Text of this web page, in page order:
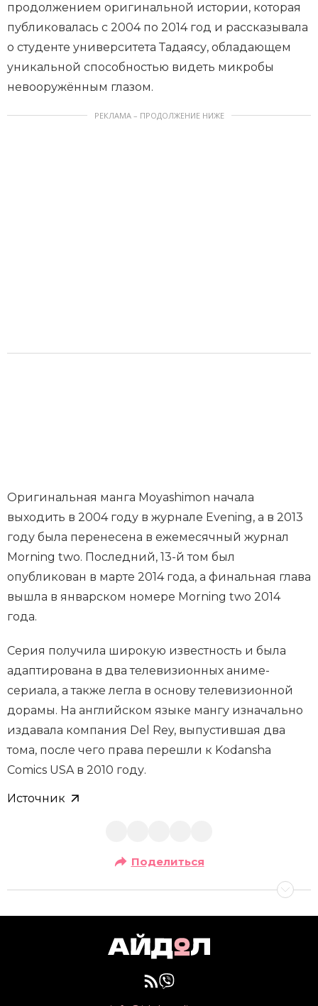
продолжением оригинальной истории, которая
публиковалась с 2004 по 2014 год и рассказывала
о студенте университета Тадаясу, обладающем
уникальной способностью видеть микробы
невооружённым глазом.
РЕКЛАМА – ПРОДОЛЖЕНИЕ НИЖЕ
Оригинальная манга Moyashimon начала
выходить в 2004 году в журнале Evening, а в 2013
году была перенесена в ежемесячный журнал
Morning two. Последний, 13-й том был
опубликован в марте 2014 года, а финальная глава
вышла в январском номере Morning two 2014
года.
Серия получила широкую известность и была
адаптирована в два телевизионных аниме-
сериала, а также легла в основу телевизионной
дорамы. На английском языке мангу изначально
издавала компания Del Rey, выпустившая два
тома, после чего права перешли к Kodansha
Comics USA в 2010 году.
Источник
Поделиться